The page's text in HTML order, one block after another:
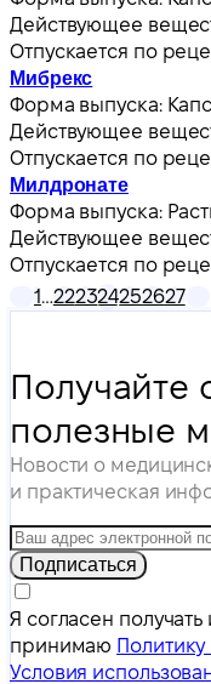
Действующее
Отпускается по
Мибрекс
Форма выпуска:
Действующее
Отпускается по
Милдронате
Форма выпуска:
Действующее
Отпускается по
1…222324252627
Получайте
полезные
Новости о
и практическая
Подписаться
Я согласен
принимаю
Условия